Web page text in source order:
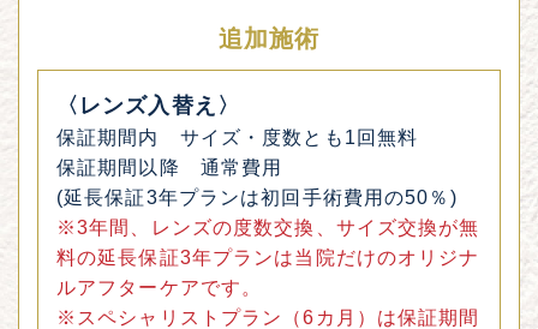
追加施術
〈レンズ入替え〉
保証期間内 サイズ・度数とも1回無料
保証期間以降 通常費用
(延長保証3年プランは初回手術費用の50％)
※3年間、レンズの度数交換、サイズ交換が無
料の延長保証3年プランは当院だけのオリジナ
ルアフターケアです。
※スペシャリストプラン（6カ月）は保証期間